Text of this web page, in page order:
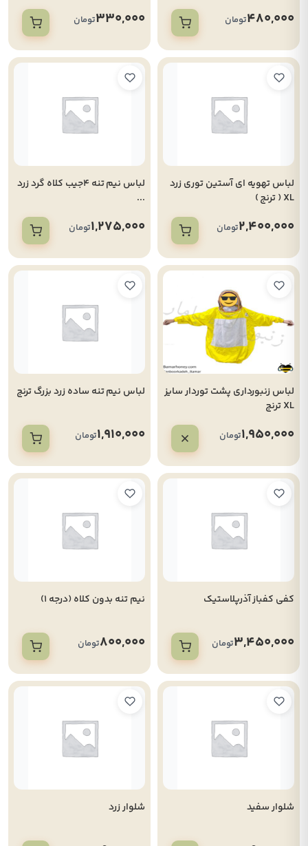
480,000تومان 330,000تومان
لباس تهویه ای آستین توری زرد
XL ( ترنج )
2,400,000تومان
لباس نیم تنه 4جیب کلاه گرد زرد
...
1,275,000تومان
لباس زنبورداری پشت توردار سایز
XL ترنج
1,950,000تومان
لباس نیم تنه ساده زرد بزرگ ترنج
1,910,000تومان
کفی کفباز آذرپلاستیک
3,450,000تومان
نیم تنه بدون کلاه (درجه 1)
800,000تومان
شلوار سفید شلوار زرد